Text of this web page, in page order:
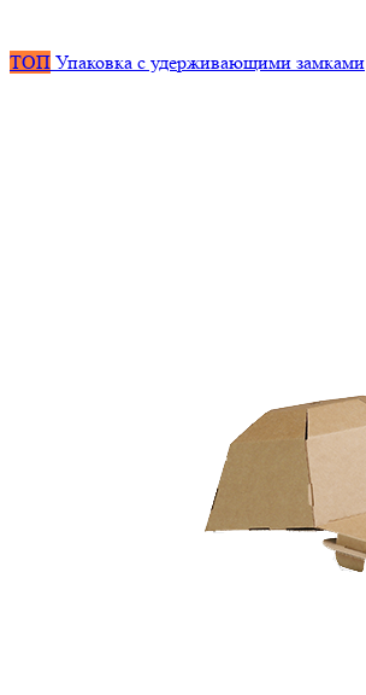
ТОП Упаковка с удерживающими замками